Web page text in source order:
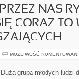
NAS
CORAZ TO
MOŻLIWOŚĆ
Duża grupa młodych ludzi